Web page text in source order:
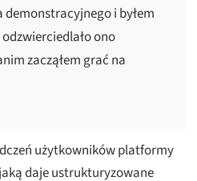
demonstracyjnego i byłem
ono
zacząłem grać na
użytkowników platformy
daje ustrukturyzowane